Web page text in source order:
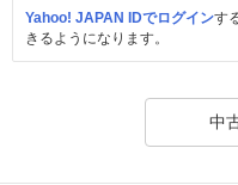
Yahoo! JAPAN IDでログインす
きるようになります。
中